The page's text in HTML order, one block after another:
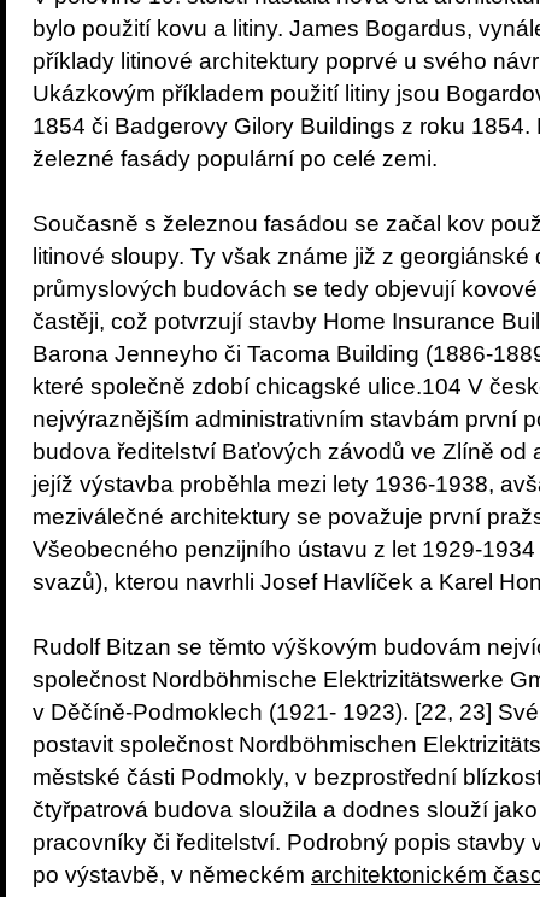
bylo použití kovu a litiny. James Bogardus,
příklady litinové architektury poprvé u svého
Ukázkovým příkladem použití litiny jsou
1854 či Badgerovy Gilory Buildings z roku
železné fasády populární po celé zemi.
Současně s železnou fasádou se začal kov
litinové sloupy. Ty však známe již z
průmyslových budovách se tedy objevují
častěji, což potvrzují stavby Home Insurance
Barona Jenneyho či Tacoma Building (1886-
které společně zdobí chicagské ulice.104 V
nejvýraznějším administrativním stavbám první
budova ředitelství Baťových závodů ve Zlíně od
jejíž výstavba proběhla mezi lety 1936-1938,
meziválečné architektury se považuje první
Všeobecného penzijního ústavu z let 1929-
svazů), kterou navrhli Josef Havlíček a Karel
Rudolf Bitzan se těmto výškovým budovám
společnost Nordböhmische Elektrizitätswerke
v Děčíně-Podmoklech (1921- 1923). [22, 23]
postavit společnost Nordböhmischen
městské části Podmokly, v bezprostřední
čtyřpatrová budova sloužila a dodnes slouží
pracovníky či ředitelství. Podrobný popis stavby
po výstavbě, v německém architektonickém